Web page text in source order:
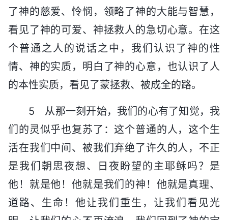
了神的慈爱、怜悯，领略了神的大能与智慧，
看见了神的可爱、神拯救人的急切心意。在这
个普通之人的说话之中，我们认识了神的性
情、神的实质，明白了神的心意，也认识了人
的本性实质，看见了蒙拯救、被成全的路。
5 从那一刻开始，我们的心有了知觉，我
们的灵似乎也复苏了：这个普通的人，这个生
活在我们中间、被我们弃绝了许久的人，不正
是我们朝思夜想、日夜盼望的主耶稣吗？是
他！就是他！他就是我们的神！他就是真理、
道路、生命！他让我们重生，让我们看见光